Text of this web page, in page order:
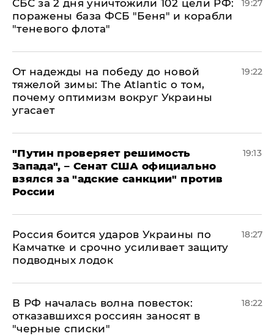
СБС за 2 дня уничтожили 102 цели РФ:
поражены база ФСБ "Беня" и корабли
"теневого флота"
19:27
От надежды на победу до новой
тяжелой зимы: The Atlantic о том,
почему оптимизм вокруг Украины
угасает
19:22
"Путин проверяет решимость
Запада", – Сенат США официально
взялся за "адские санкции" против
России
19:13
Россия боится ударов Украины по
Камчатке и срочно усиливает защиту
подводных лодок
18:27
​В РФ началась волна повесток:
отказавшихся россиян заносят в
"черные списки"
18:22